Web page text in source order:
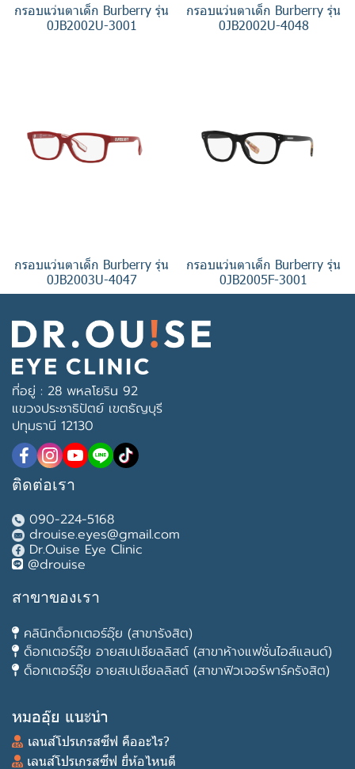
กรอบแว่นตาเด็ก Burberry รุ่น
0JB2002U-3001
กรอบแว่นตาเด็ก Burberry รุ่น
0JB2002U-4048
กรอบแว่นตาเด็ก Burberry รุ่น
0JB2003U-4047
กรอบแว่นตาเด็ก Burberry รุ่น
0JB2005F-3001
ที่อยู่ : 28 พหลโยริน 92
แขวงประชาธิปัตย์ เขตธัญบุรี
ปทุมธานี 12130
ติดต่อเรา
090-224-5168
drouise.eyes@gmail.com
Dr.Ouise Eye Clinic
@drouise
สาขาของเรา
คลินิกด็อกเตอร์อุ๊ย (สาขารังสิต)
ด็อกเตอร์อุ๊ย อายสเปเชียลลิสต์ (สาขาห้างแฟชั่นไอส์แลนด์)
ด็อกเตอร์อุ๊ย อายสเปเชียลลิสต์ (สาขาฟิวเจอร์พาร์ครังสิต)
หมออุ๊ย แนะนำ
เลนส์โปรเกรสซีฟ คืออะไร?
เลนส์โปรเกรสซีฟ ยี่ห้อไหนดี